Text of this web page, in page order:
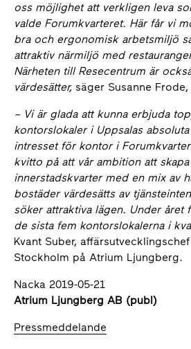
oss möjlighet att verkligen leva
valde Forumkvarteret. Här får vi
bra och ergonomisk arbetsmiljö
attraktiv närmiljö med
Närheten till Resecentrum är
värdesätter, säger Susanne
– Vi är glada att kunna erbjuda
kontorslokaler i Uppsalas
intresset för kontor i
kvitto på att vår ambition att
innerstadskvarter med en mix av
bostäder värdesätts av
söker attraktiva lägen. Under året
de sista fem kontorslokalerna i
Kvant Suber,
Stockholm på Atrium Ljungberg.
Nacka 2019-05-21
Atrium Ljungberg AB (publ)
Pressmeddelande